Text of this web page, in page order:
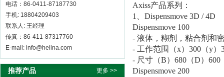
电话：86-0411-87187730
手机: 18804209403
联系人: 王经理
传真：86-411-87317760
E-mail: info@heilna.com
推荐产品 更多 >>
Axiss产品系列：
1、Dispensmove 3D / 4D
Dispensmove 100
- 液体，糊剂，粘合剂和
- 工作范围（x）300（y）
- 尺寸（B）680（D）600
Dispensmove 200